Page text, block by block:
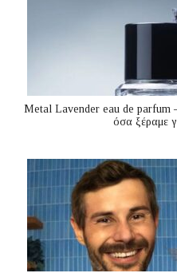
Metal Lavender eau de parfum
όσα ξέραμε